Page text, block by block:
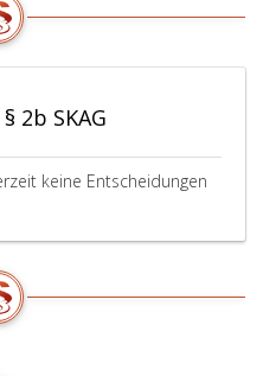
2b SKAG
keine Entscheidungen